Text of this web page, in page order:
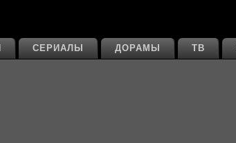
ТВ
ДОРАМЫ
СЕРИАЛЫ